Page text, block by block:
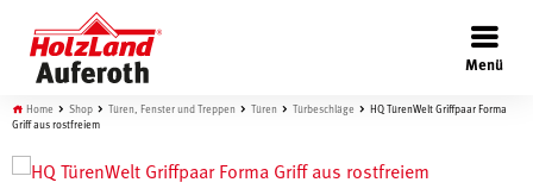
Menü
×
Home Shop Türen, Fenster und Treppen Türen Türbeschläge
HQ TürenWelt Griffpaar Forma
Griff aus rostfreiem